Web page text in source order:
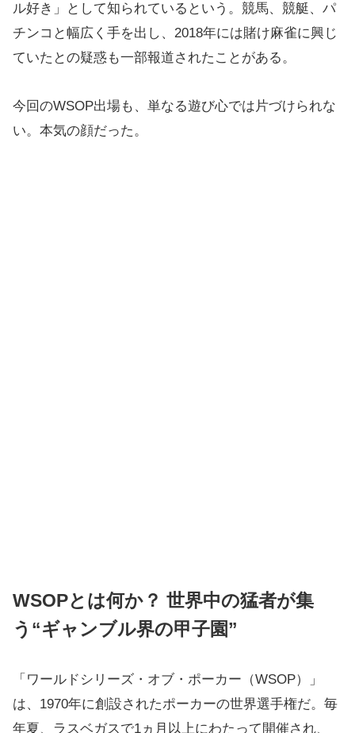
ル好き」として知られているという。競馬、競艇、パ
チンコと幅広く手を出し、2018年には賭け麻雀に興じ
ていたとの疑惑も一部報道されたことがある。
今回のWSOP出場も、単なる遊び心では片づけられな
い。本気の顔だった。
WSOPとは何か？ 世界中の猛者が集
う“ギャンブル界の甲子園”
「ワールドシリーズ・オブ・ポーカー（WSOP）」
は、1970年に創設されたポーカーの世界選手権だ。毎
年夏、ラスベガスで1ヵ月以上にわたって開催され、